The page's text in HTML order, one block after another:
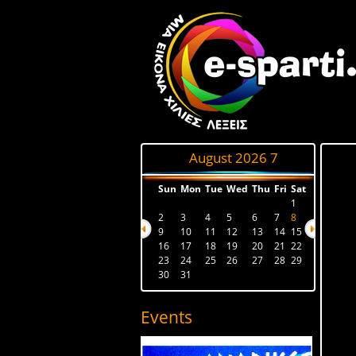
August 2026 7
Sun Mon Tue Wed Thu Fri Sat
1
2
3 4 5 6 7
8
9
10 11 12 13 14 15
16
17 18 19 20 21
22
23
24 25 26 27 28 29
30
31
Events